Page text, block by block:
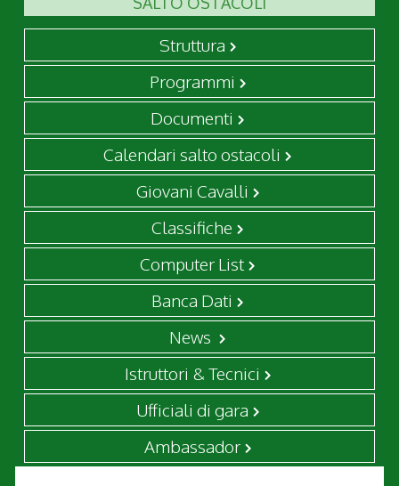
Struttura
Programmi
Documenti
Calendari salto ostacoli
Giovani Cavalli
Classifiche
Computer List
Banca Dati
News
Istruttori & Tecnici
Ufficiali di gara
Ambassador